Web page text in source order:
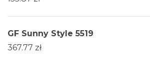
GF Sunny Style 5519
367.77 zł